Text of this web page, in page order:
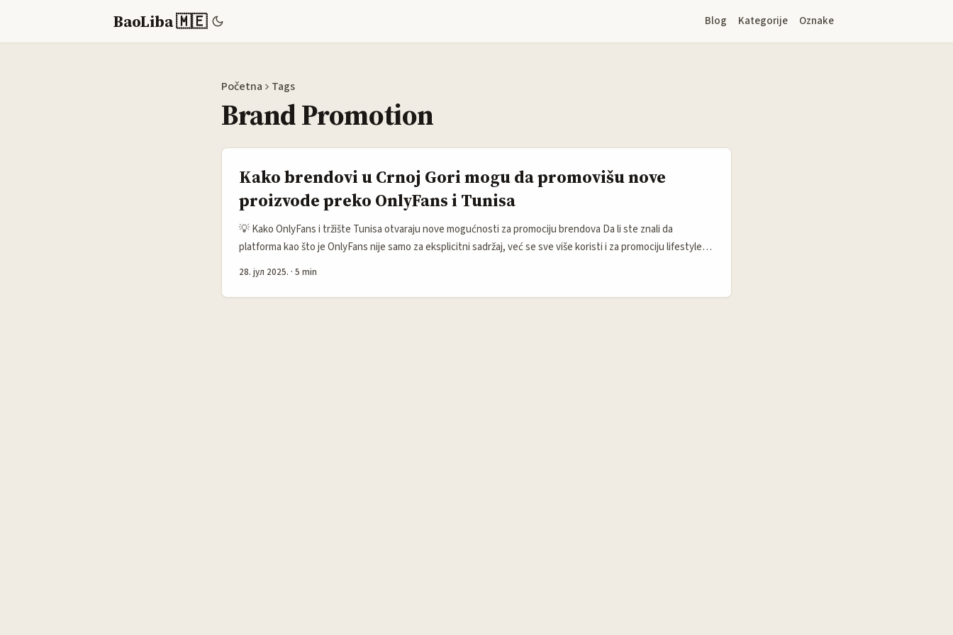
BaoLiba 🇲🇪 Blog Kategorije Oznake
Početna Tags
Brand Promotion
Kako brendovi u Crnoj Gori mogu da promovišu nove
proizvode preko OnlyFans i Tunisa
💡 Kako OnlyFans i tržište Tunisa otvaraju nove mogućnosti za promociju brendova Da li ste znali da
platforma kao što je OnlyFans nije samo za eksplicitni sadržaj, već se sve više koristi i za promociju lifestyle,
wellness i muzičkih sadržaja? Osnivač Tim Stokely je 2016. stvorio platformu koja je brzo prerasla svoje
gde digitalni marketing brzo napreduje, brendovi se sve više okreću neobičnim kanalima poput OnlyFans-a
28. јул 2025. · 5 min